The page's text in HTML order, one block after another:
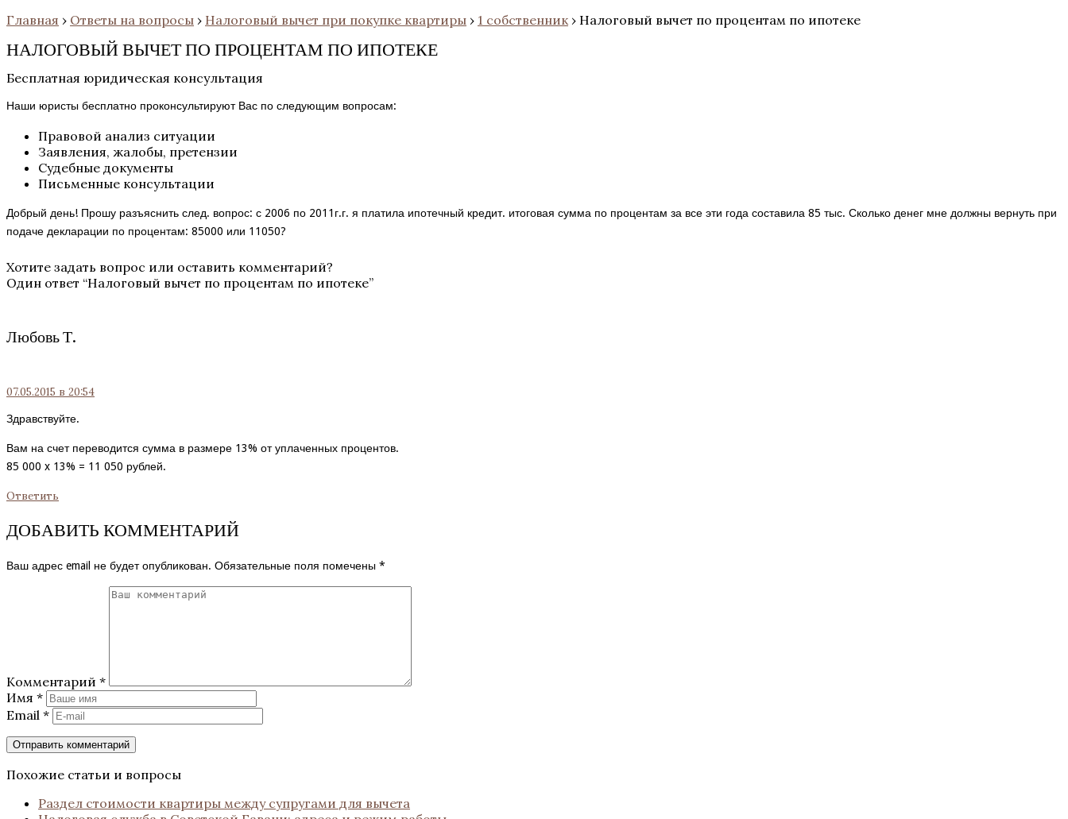
Главная › Ответы на вопросы › Налоговый вычет при покупке квартиры › 1 собственник › Налоговый вычет по процентам по ипотеке
НАЛОГОВЫЙ ВЫЧЕТ ПО ПРОЦЕНТАМ ПО ИПОТЕКЕ
Бесплатная юридическая консультация
Наши юристы бесплатно проконсультируют Вас по следующим вопросам:
Правовой анализ ситуации
Заявления, жалобы, претензии
Судебные документы
Письменные консультации
Добрый день! Прошу разъяснить след. вопрос: с 2006 по 2011г.г. я платила ипотечный кредит. итоговая сумма по процентам за все эти года составила 85 тыс. Сколько денег мне должны вернуть при
подаче декларации по процентам: 85000 или 11050?
Хотите задать вопрос или оставить комментарий?
Один ответ “Налоговый вычет по процентам по ипотеке”
Любовь Т.
07.05.2015 в 20:54
Здравствуйте.
Вам на счет переводится сумма в размере 13% от уплаченных процентов.
85 000 x 13% = 11 050 рублей.
Ответить
ДОБАВИТЬ КОММЕНТАРИЙ
Ваш адрес email не будет опубликован. Обязательные поля помечены *
Комментарий *
Имя *
Email *
Похожие статьи и вопросы
Раздел стоимости квартиры между супругами для вычета